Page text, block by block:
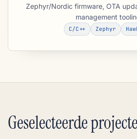
Zephyr/Nordic firmware, OTA
management
C/C++ Zephyr
Geselecteerde